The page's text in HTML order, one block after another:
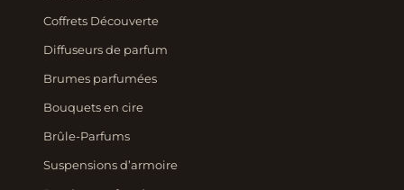
Coffrets Découverte
Diffuseurs de parfum
Brumes parfumées
Bouquets en cire
Brûle-Parfums
Suspensions d’armoire